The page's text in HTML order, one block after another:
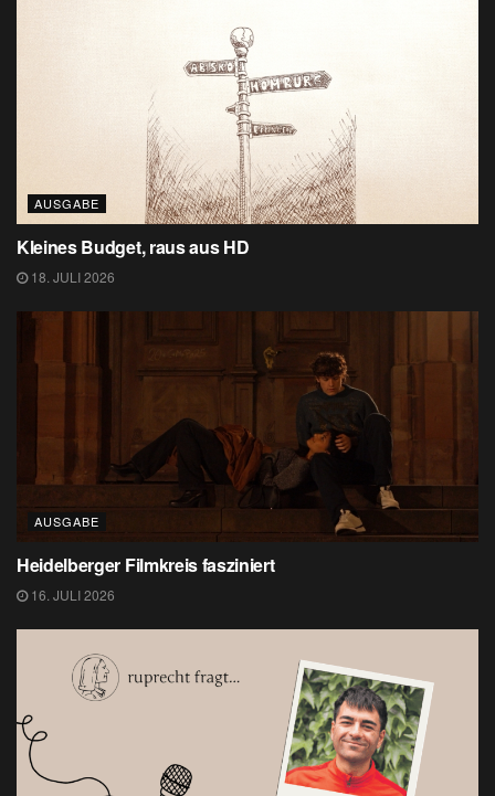
AUSGABE
Kleines Budget, raus aus HD
18. JULI 2026
AUSGABE
Heidelberger Filmkreis fasziniert
16. JULI 2026